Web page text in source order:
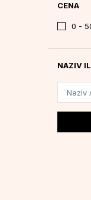
CENA
0 -
NAZIV